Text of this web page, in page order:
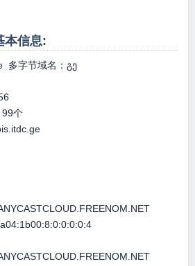
本信息:
多字节域名： გე
99个